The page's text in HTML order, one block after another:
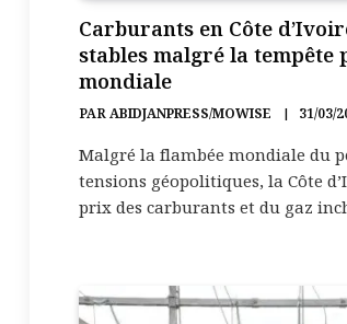
Carburants en Côte
stables malgré la tempête
mondiale
PARABIDJANPRESS/MOWISE 31/03/
Malgré la flambée mondiale du
tensions géopolitiques, la Côte
prix des carburants et du gaz